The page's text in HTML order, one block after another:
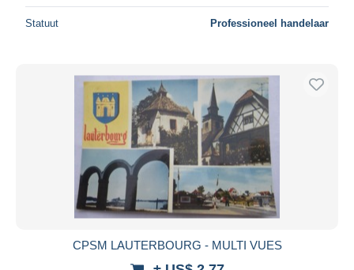
Statuut Professioneel handelaar
CPSM LAUTERBOURG - MULTI VUES